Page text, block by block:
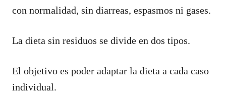
con normalidad, sin diarreas, espasmos ni gases.
La dieta sin residuos se divide en dos tipos.
El objetivo es poder adaptar la dieta a cada caso
individual.